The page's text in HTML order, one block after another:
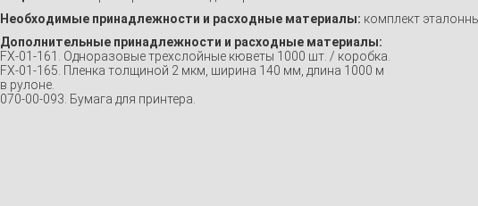
Необходимые принадлежности и расходные материалы: комплект
Дополнительные принадлежности и расходные материалы:
FX-01-161. Одноразовые трехслойные кюветы 1000 шт. / коробка.
FX-01-165. Пленка толщиной 2 мкм, ширина 140 мм, длина 1000 м
в рулоне.
070-00-093. Бумага для принтера.